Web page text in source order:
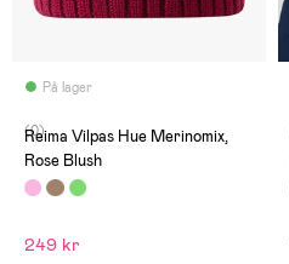
På lager
(0)
Reima Vilpas Hue Merinomix,
Rose Blush
249 kr